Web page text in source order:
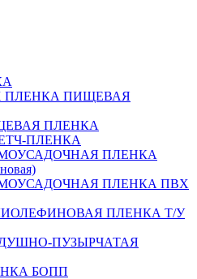
ПЛЕНКА ПИЩЕВАЯ
ПЛЕНКА
ПЛЕНКА
ПЛЕНКА
ПЛЕНКА ПВХ
ПЛЕНКА Т/У
ПУЗЫРЧАТАЯ
БОПП